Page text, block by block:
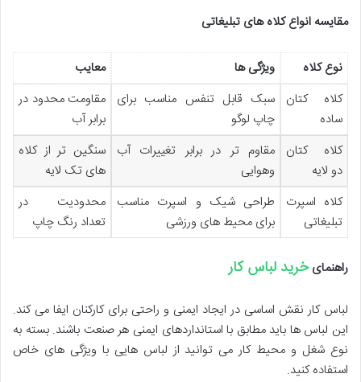
مقایسه انواع کلاه های تبلیغاتی
نوع کلاه ویژگی ها
معایب
کلاه کتان
ساده
سبک قابل تنفس مناسب برای
چاپ لوگو
مقاومت محدود در
برابر آب
کلاه کتان
دو لایه
مقاوم تر در برابر تغییرات آب
وهوایی
سنگین تر از کلاه
های تک لایه
کلاه اسپرت
تبلیغاتی
طراحی شیک و اسپرت مناسب
برای محیط های ورزشی
محدودیت در
تعداد رنگ چاپ
راهنمایخرید لباس کار
لباس کار نقش اساسی در ایجاد ایمنی و راحتی برای کارکنان ایفا می کند.
این لباس ها باید مطابق با استانداردهای ایمنی هر صنعت باشند. بسته به
نوع شغل و محیط کار می توانید از لباس هایی با ویژگی های خاص
استفاده کنید.